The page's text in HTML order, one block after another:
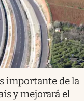
importante de la
y mejorará el